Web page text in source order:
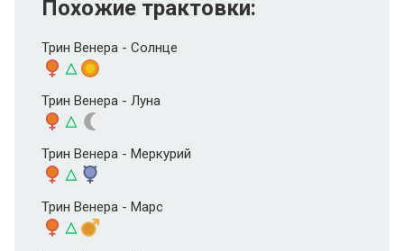
Похожие трактовки:
Трин Венера - Солнце
Трин Венера - Луна
Трин Венера - Меркурий
Трин Венера - Марс